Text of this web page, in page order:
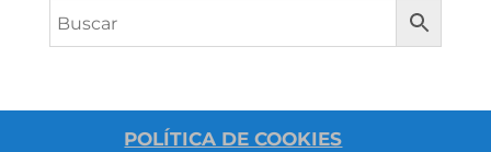
POLÍTICA DE COOKIES